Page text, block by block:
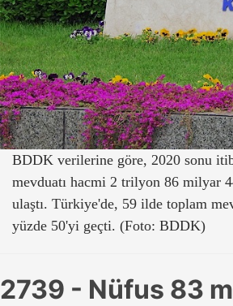
BDDK verilerine göre, 2020 sonu
mevduatı hacmi 2 trilyon 86 milyar
ulaştı. Türkiye'de, 59 ilde toplam
yüzde 50'yi geçti. (Foto: BDDK)
2739 - Nüfus 83